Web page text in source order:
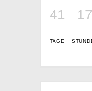
41
TAGE
17